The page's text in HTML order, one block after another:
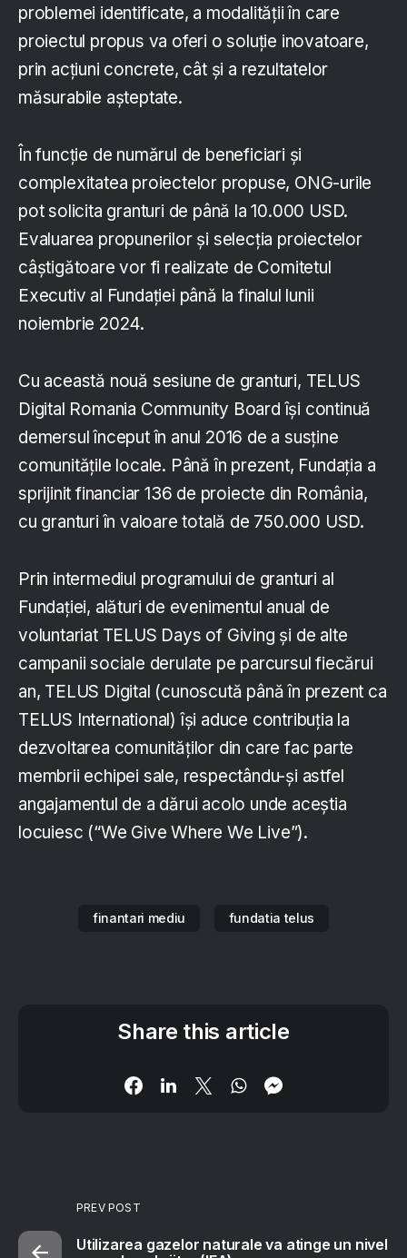
problemei identificate, a modalității în care
proiectul propus va oferi o soluție inovatoare,
prin acțiuni concrete, cât și a rezultatelor
măsurabile așteptate.
În funcție de numărul de beneficiari și
complexitatea proiectelor propuse, ONG-urile
pot solicita granturi de până la 10.000 USD.
Evaluarea propunerilor și selecția proiectelor
câștigătoare vor fi realizate de Comitetul
Executiv al Fundației până la finalul lunii
noiembrie 2024.
Cu această nouă sesiune de granturi, TELUS
Digital Romania Community Board își continuă
demersul început în anul 2016 de a susține
comunitățile locale. Până în prezent, Fundația a
sprijinit financiar 136 de proiecte din România,
cu granturi în valoare totală de 750.000 USD.
Prin intermediul programului de granturi al
Fundației, alături de evenimentul anual de
voluntariat TELUS Days of Giving și de alte
campanii sociale derulate pe parcursul fiecărui
an, TELUS Digital (cunoscută până în prezent ca
TELUS International) își aduce contribuția la
dezvoltarea comunităților din care fac parte
membrii echipei sale, respectându-și astfel
angajamentul de a dărui acolo unde aceștia
locuiesc (“We Give Where We Live”).
finantari mediu fundatia telus
Share this article
PREV POST
Utilizarea gazelor naturale va atinge un nivel